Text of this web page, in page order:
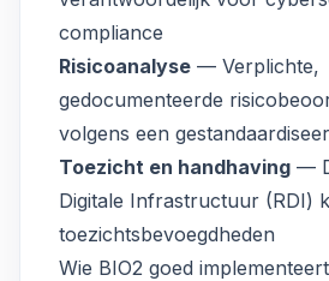
compliance
Risicoanalyse — Verplichte,
gedocumenteerde
volgens een
Toezicht en handhaving —
Digitale Infrastructuur (RDI)
toezichtsbevoegdheden
Wie BIO2 goed